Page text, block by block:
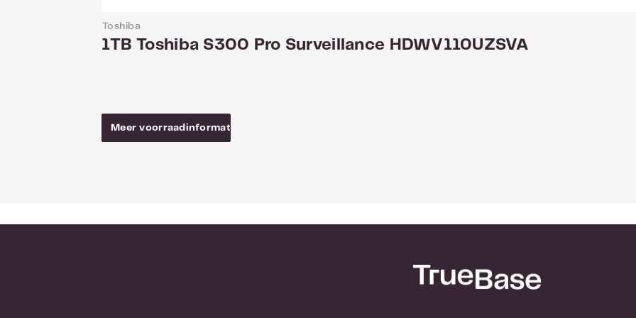
activeren een geoptimaliseerde zoeksnelheid om een
Gebouwd om te leveren, ontworpen om lang mee te gaan
Toshiba
1TB Toshiba S300 Pro Surveillance HDWV110UZSVA
Meer voorraadinformatie